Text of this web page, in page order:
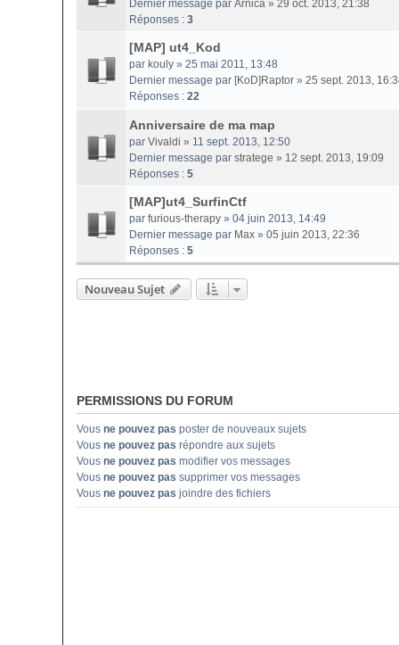
Dernier message par Arnica » 29 oct. 2013, 21:38
Réponses : 3
[MAP] ut4_Kod
par kouly » 25 mai 2011, 13:48
Dernier message par [KoD]Raptor » 25 sept. 2013,
Réponses : 22
Anniversaire de ma map
par Vivaldi » 11 sept. 2013, 12:50
Dernier message par stratege » 12 sept. 2013, 19:09
Réponses : 5
[MAP]ut4_SurfinCtf
par furious-therapy » 04 juin 2013, 14:49
Dernier message par Max » 05 juin 2013, 22:36
Réponses : 5
Nouveau Sujet
PERMISSIONS DU FORUM
Vous ne pouvez pas poster de nouveaux sujets
Vous ne pouvez pas répondre aux sujets
Vous ne pouvez pas modifier vos messages
Vous ne pouvez pas supprimer vos messages
Vous ne pouvez pas joindre des fichiers